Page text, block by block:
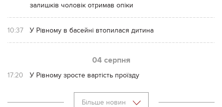
залишків чоловік отримав опіки
10:37 У Рівному в басейні втопилася дитина
04 серпня
17:20 У Рівному зросте вартість проїзду
Більше новин